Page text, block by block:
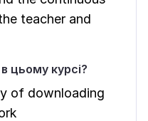
teacher and
цьому курсі?
of downloading